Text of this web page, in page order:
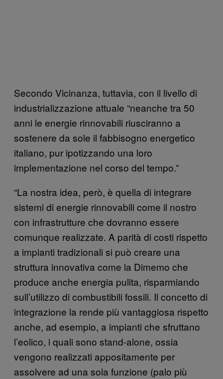
Secondo Vicinanza, tuttavia, con il livello di
industrializzazione attuale “neanche tra 50
anni le energie rinnovabili riusciranno a
sostenere da sole il fabbisogno energetico
italiano, pur ipotizzando una loro
implementazione nel corso del tempo.”
“La nostra idea, però, è quella di integrare
sistemi di energie rinnovabili come il nostro
con infrastrutture che dovranno essere
comunque realizzate. A parità di costi rispetto
a impianti tradizionali si può creare una
struttura innovativa come la Dimemo che
produce anche energia pulita, risparmiando
sull’utilizzo di combustibili fossili. Il concetto di
integrazione la rende più vantaggiosa rispetto
anche, ad esempio, a impianti che sfruttano
l’eolico, i quali sono stand-alone, ossia
vengono realizzati appositamente per
assolvere ad una sola funzione (palo più